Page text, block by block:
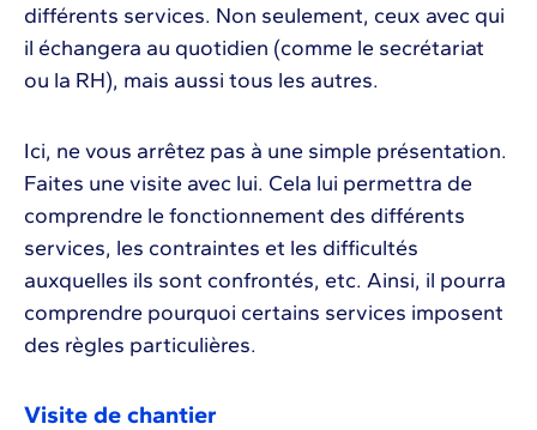
différents services. Non seulement, ceux avec qui
il échangera au quotidien (comme le secrétariat
ou la RH), mais aussi tous les autres.
Ici, ne vous arrêtez pas à une simple présentation.
Faites une visite avec lui. Cela lui permettra de
comprendre le fonctionnement des différents
services, les contraintes et les difficultés
auxquelles ils sont confrontés, etc. Ainsi, il pourra
comprendre pourquoi certains services imposent
des règles particulières.
Visite de chantier